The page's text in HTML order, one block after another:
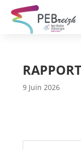
9 Juin 2026